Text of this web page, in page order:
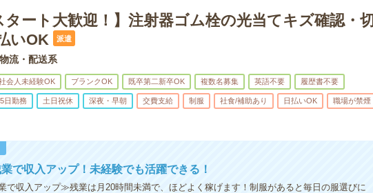
タート大歓迎！】注射器ゴム栓の光当てキズ確認・切
いOK
派遣
流・配送系
会人未経験OK ブランクOK 既卒第二新卒OK 複数名募集 英語不要 履歴書不要
日勤務 土日祝休 深夜・早朝 交費支給 制服 社食/補助あり 日払いOK 職場が禁煙
で収入アップ！未経験でも活躍できる！
で収入アップ≫残業は月20時間未満で、ほどよく稼げます！制服があると毎日の服選びに